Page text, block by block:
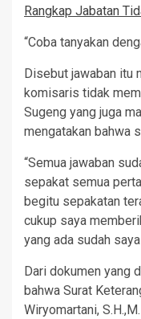
Rangkap Jabatan
“Coba tanyakan
Disebut jawaban itu
komisaris tidak
Sugeng yang juga
mengatakan bahwa
“Semua jawaban
sepakat semua
begitu sepakatan
cukup saya
yang ada sudah
Dari dokumen yang
bahwa Surat
Wiryomartani,